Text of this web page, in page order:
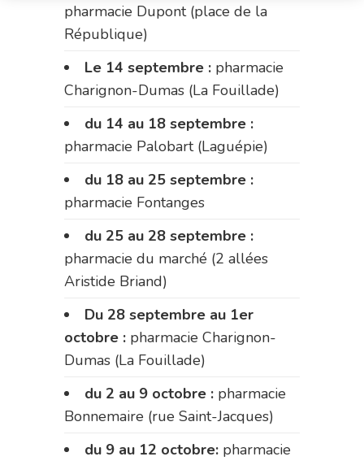
pharmacie Dupont (place de la
République)
Le 14 septembre : pharmacie
Charignon-Dumas (La Fouillade)
du 14 au 18 septembre :
pharmacie Palobart (Laguépie)
du 18 au 25 septembre :
pharmacie Fontanges
du 25 au 28 septembre :
pharmacie du marché (2 allées
Aristide Briand)
Du 28 septembre au 1er
octobre : pharmacie Charignon-
Dumas (La Fouillade)
du 2 au 9 octobre : pharmacie
Bonnemaire (rue Saint-Jacques)
du 9 au 12 octobre: pharmacie